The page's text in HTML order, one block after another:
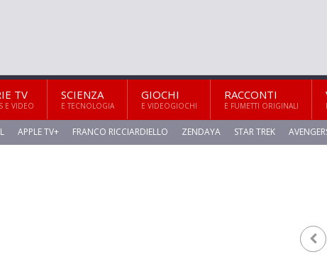
TV
E VIDEO
SCIENZA
E TECNOLOGIA
GIOCHI
E VIDEOGIOCHI
RACCONTI
E FUMETTI ORIGINALI
APPLE TV+ FRANCO RICCIARDIELLO ZENDAYA STAR TREK